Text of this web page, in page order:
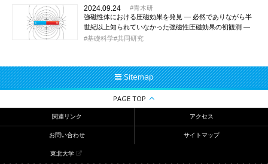
2024.09.24
青木研
強磁性体における圧磁効果を発見 ― 必然でありながら半
世紀以上知られていなかった強磁性圧磁効果の初観測 ―
基礎科学 共同研究
Sitemap
PAGE TOP
関連リンク アクセス
お問い合わせ サイトマップ
東北大学